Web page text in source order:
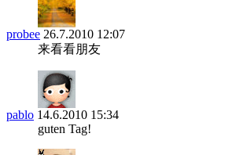
probee 26.7.2010 12:07
来看看朋友
pablo 14.6.2010 15:34
guten Tag!